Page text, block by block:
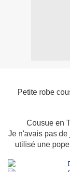
Petite robe
Cousue en
Je n'avais pas
utilisé une